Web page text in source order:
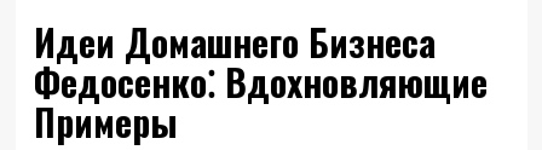
Идеи Домашнего Бизнеса
Федосенко⁚ Вдохновляющие
Примеры